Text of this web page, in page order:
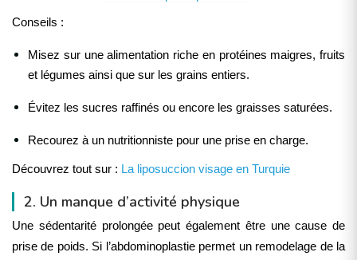
Conseils :
Misez sur une alimentation riche en protéines maigres, fruits
et légumes ainsi que sur les grains entiers.
Évitez les sucres raffinés ou encore les graisses saturées.
Recourez à un nutritionniste pour une prise en charge.
Découvrez tout sur : La liposuccion visage en Turquie
2. Un manque d’activité physique
Une sédentarité prolongée peut également être une cause de
prise de poids. Si l’abdominoplastie permet un remodelage de la